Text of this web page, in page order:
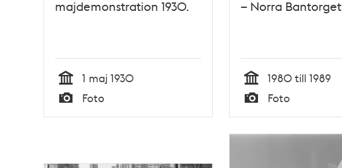
majdemonstration 1930.
Tid
1 maj 1930
Foto
– Norra Bantorget
Tid
1980 till 1989
Foto